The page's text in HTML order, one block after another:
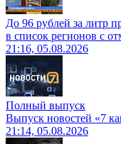
До 96 рублей за литр
в список регионов с
21:16, 05.08.2026
Полный выпуск
Выпуск новостей «7
21:14, 05.08.2026